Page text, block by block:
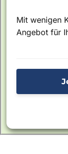
Mit wenigen
Angebot für